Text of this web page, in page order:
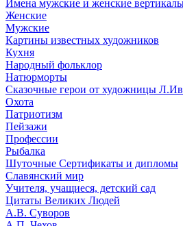
Имена мужские и женские
Женские
Мужские
Картины известных художников
Кухня
Народный фольклор
Натюрморты
Сказочные герои от художницы
Охота
Патриотизм
Пейзажи
Профессии
Рыбалка
Шуточные Сертификаты и дипломы
Славянский мир
Учителя, учащиеся, детский сад
Цитаты Великих Людей
А.В. Суворов